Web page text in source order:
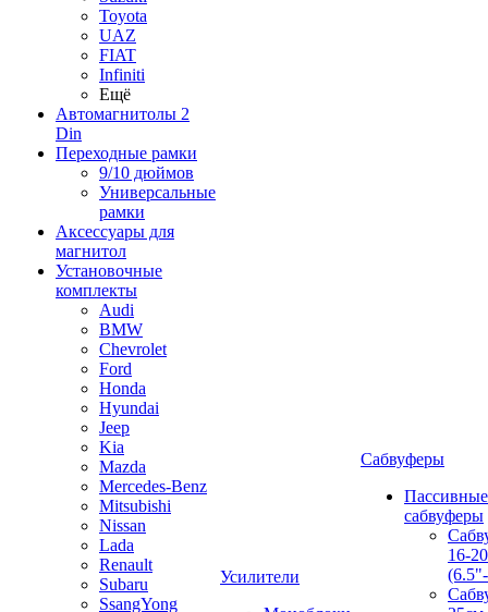
Toyota
UAZ
FIAT
Infiniti
Ещё
Автомагнитолы 2
Din
Переходные рамки
9/10 дюймов
Универсальные
рамки
Аксессуары для
магнитол
Установочные
комплекты
Audi
BMW
Chevrolet
Ford
Honda
Hyundai
Jeep
Kia
Mazda
Mercedes-Benz
Mitsubishi
Nissan
Lada
Renault
Subaru
SsangYong
Усилители
Сабвуферы
Пассивные
сабвуферы
16-